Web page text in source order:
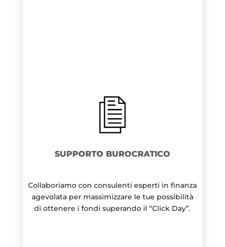
SUPPORTO BUROCRATICO
Collaboriamo con consulenti esperti in finanza
agevolata per massimizzare le tue possibilità
di ottenere i fondi superando il “Click Day”.